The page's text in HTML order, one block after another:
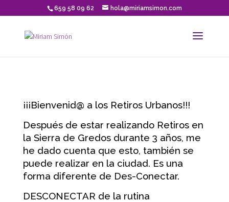
659 58 09 62 hola@miriamsimon.com
¡¡¡Bienvenid@ a los Retiros Urbanos!!!
Después de estar realizando Retiros en
la Sierra de Gredos durante 3 años, me
he dado cuenta que esto, también se
puede realizar en la ciudad. Es una
forma diferente de Des-Conectar.
DESCONECTAR de la rutina